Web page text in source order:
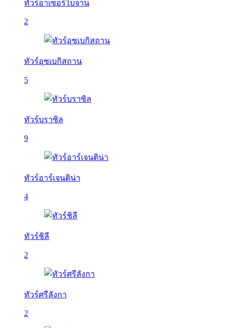
ทัวร์อาเซอร์ไบจาน
2
ทัวร์อุซเบกิสถาน
5
ทัวร์บราซิล
9
ทัวร์อาร์เจนติน่า
4
ทัวร์ชิลี
2
ทัวร์ศรีลังกา
2